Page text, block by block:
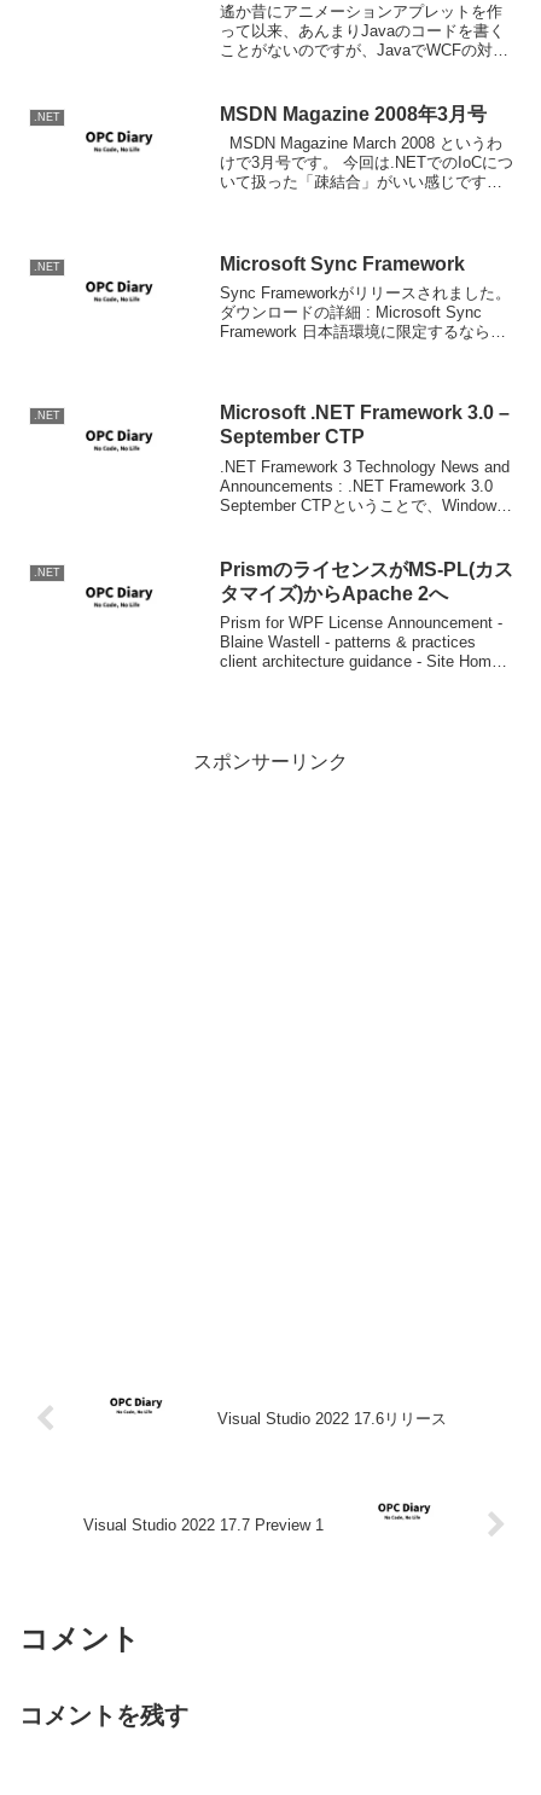
遙か昔にアニメーションアプレットを作
って以来、あんまりJavaのコードを書く
ことがないのですが、JavaでWCFの対抗
Webなんかみると基本的にはASMXでの
.NET MSDN Magazine 2008年3月号
MSDN Magazine March 2008 というわ
けで3月号です。 今回は.NETでのIoCにつ
いて扱った「疎結合」がいい感じです。
.NET Microsoft Sync Framework
Sync Frameworkがリリースされました。
ダウンロードの詳細 : Microsoft Sync
Framework 日本語環境に限定するなら、
.NET
Microsoft .NET Framework 3.0 –
September CTP
.NET Framework 3 Technology News and
Announcements : .NET Framework 3.0
September CTPということで、Windows
.NET
PrismのライセンスがMS-PL(カス
タマイズ)からApache 2へ
Prism for WPF License Announcement -
Blaine Wastell - patterns & practices
client architecture guidance - Site Home -
スポンサーリンク
Visual Studio 2022 17.6リリース
Visual Studio 2022 17.7 Preview 1
コメント
コメントを残す